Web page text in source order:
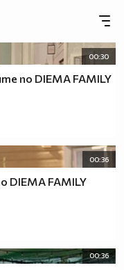
00:30
по DIEMA FAMILY
00:36
DIEMA FAMILY
00:36